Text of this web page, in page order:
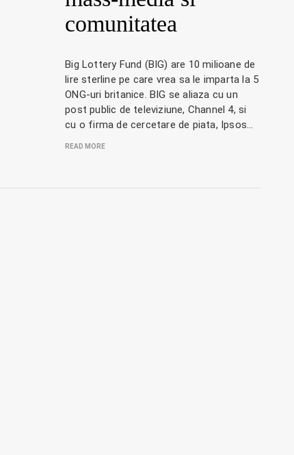
comunitatea
Big Lottery Fund (BIG) are 10 milioane de
lire sterline pe care vrea sa le imparta la 5
ONG-uri britanice. BIG se aliaza cu un
post public de televiziune, Channel 4, si
cu o firma de cercetare de piata, Ipsos…
READ MORE